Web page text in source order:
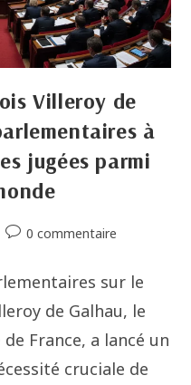
Villeroy de
à
jugées parmi
0 commentaire
sur le
de Galhau, le
France, a lancé un
cruciale de